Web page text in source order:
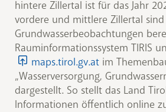
hintere Zillertal ist für das Jahr
vordere und mittlere Zillertal sind
Grundwasserbeobachtungen
Rauminformationssystem TIRIS
maps.tirol.gv.at im
„Wasserversorgung,
dargestellt. So stellt das Land
Informationen öffentlich online